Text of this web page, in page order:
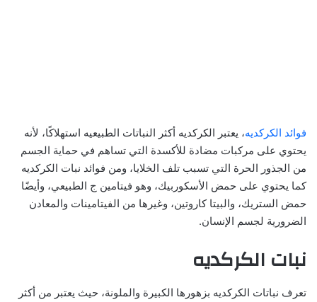
فوائد الكركديه، يعتبر الكركديه أكثر النباتات الطبيعيه استهلاكًا، لأنه
يحتوي على مركبات مضادة للأكسدة التي تساهم في حماية الجسم
من الجذور الحرة التي تسبب تلف الخلايا، ومن فوائد نبات الكركديه
كما يحتوي على حمض الأسكوربيك، وهو فيتامين ج الطبيعي، وأيضًا
حمض الستريك، والبيتا كاروتين، وغيرها من الفيتامينات والمعادن
الضرورية لجسم الإنسان.
نبات الكركديه
تعرف نباتات الكركديه بزهورها الكبيرة والملونة، حيث يعتبر من أكثر